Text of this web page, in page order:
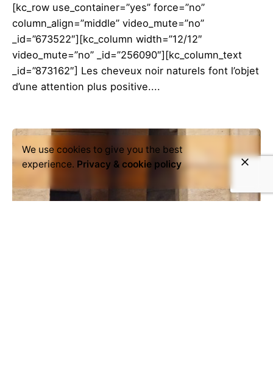
[kc_row use_container=”yes” force=”no”
column_align=”middle” video_mute=”no”
_id=”673522″][kc_column width=”12/12″
video_mute=”no” _id=”256090″][kc_column_text
_id=”873162″] Les cheveux noir naturels font l’objet
d’une attention plus positive....
We use cookies to give you the best
experience. Privacy & cookie policy